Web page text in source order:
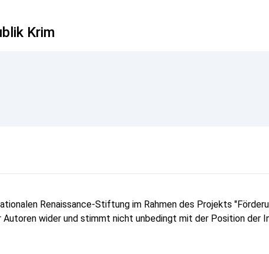
Krim
Renaissance-Stiftung im Rahmen des Projekts
wider und stimmt nicht unbedingt mit der Position der